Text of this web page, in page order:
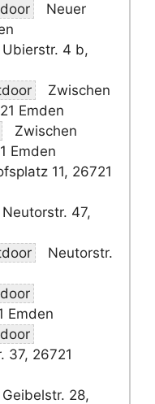
Neuer
Ubierstr. 4 b,
Zwischen
Emden
Zwischen
Emden
11, 26721
Neutorstr. 47,
Neutorstr.
Emden
37, 26721
Geibelstr. 28,